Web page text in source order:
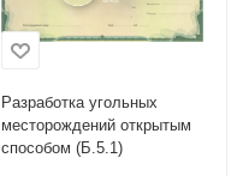
Разработка угольных
месторождений открытым
способом (Б.5.1)